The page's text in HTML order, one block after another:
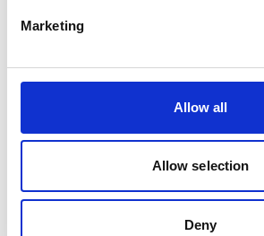
Marketing
Allow all
Allow selection
Deny
această primăvară și ce este mai stilat
sau 3 piese? Absolut nimic! Mai ales dacă
perfect siluetei și este asortat
croieli clasice, aceste piese vor aduce
garderoba ta.
îndrăzneț, un costum bine croit este o